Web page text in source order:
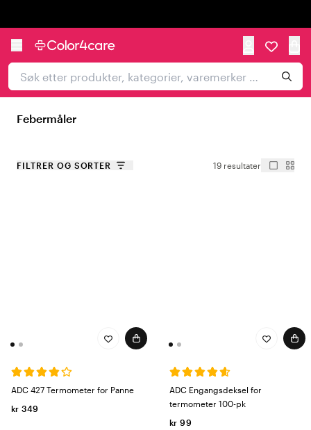
Febermåler
FILTRER OG SORTER 19 resultater
ADC 427 Termometer for Panne
kr 349
ADC Engangsdeksel for
termometer 100-pk
kr 99